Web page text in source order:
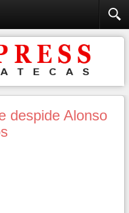
despide Alonso